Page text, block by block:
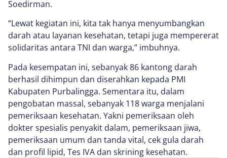
Soedirman.
“Lewat kegiatan ini, kita tak hanya menyumbangkan
darah atau layanan kesehatan, tetapi juga mempererat
solidaritas antara TNI dan warga,” imbuhnya.
Pada kesempatan ini, sebanyak 86 kantong darah
berhasil dihimpun dan diserahkan kepada PMI
Kabupaten Purbalingga. Sementara itu, dalam
pengobatan massal, sebanyak 118 warga menjalani
pemeriksaan kesehatan. Yakni pemeriksaan oleh
dokter spesialis penyakit dalam, pemeriksaan jiwa,
pemeriksaan umum dan tanda vital, cek gula darah
dan profil lipid, Tes IVA dan skrining kesehatan.